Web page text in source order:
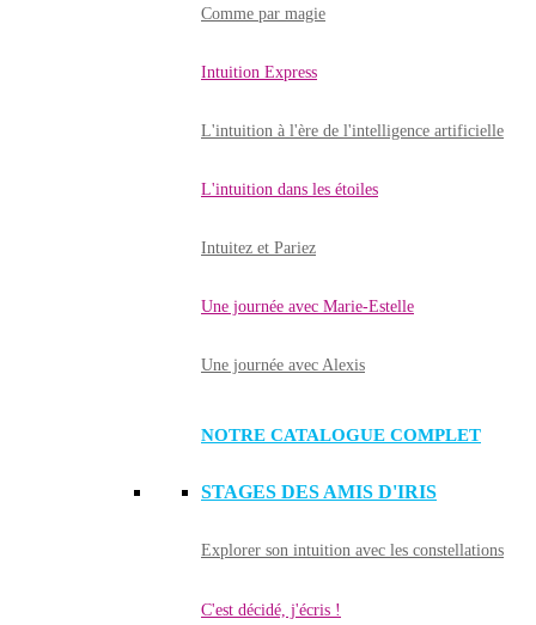
Comme par magie
Intuition Express
L'intuition à l'ère de l'intelligence artificielle
L'intuition dans les étoiles
Intuitez et Pariez
Une journée avec Marie-Estelle
Une journée avec Alexis
NOTRE CATALOGUE COMPLET
STAGES DES AMIS D'IRIS
Explorer son intuition avec les constellations
C'est décidé, j'écris !